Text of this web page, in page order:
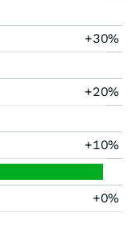
+30%
+20%
+10%
+0%